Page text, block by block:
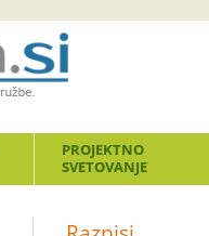
PROJEKTNO
SVETOVANJE